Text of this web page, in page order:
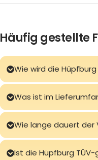
Häufig gestellte
Wie wird die
Was ist im
Wie lange dauert der
Ist die Hüpfburg